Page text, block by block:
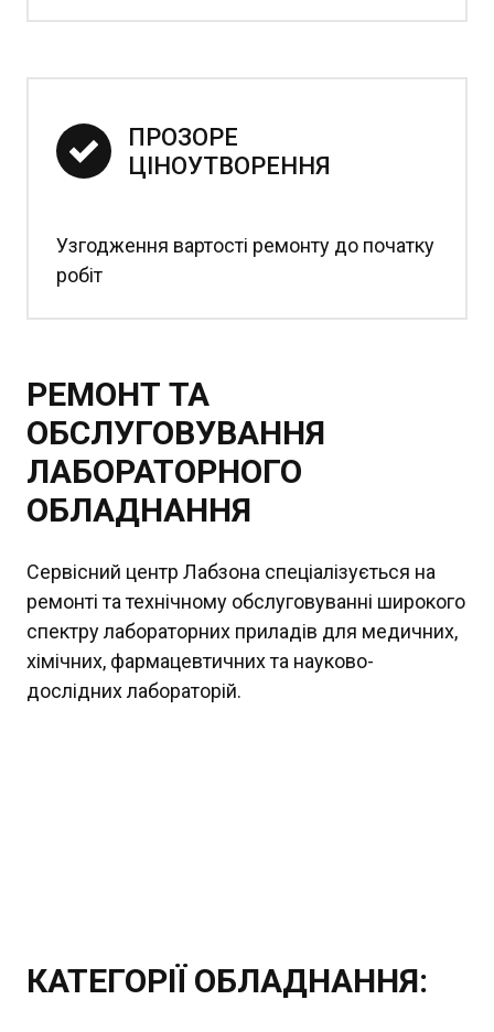
ПРОЗОРЕ
ЦІНОУТВОРЕННЯ
Узгодження вартості ремонту до початку
робіт
РЕМОНТ ТА
ОБСЛУГОВУВАННЯ
ЛАБОРАТОРНОГО
ОБЛАДНАННЯ
Сервісний центр Лабзона спеціалізується на
ремонті та технічному обслуговуванні широкого
спектру лабораторних приладів для медичних,
хімічних, фармацевтичних та науково-
дослідних лабораторій.
КАТЕГОРІЇ ОБЛАДНАННЯ: